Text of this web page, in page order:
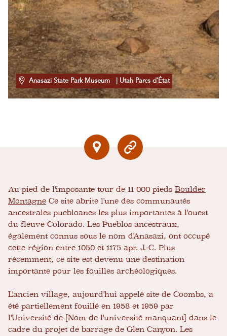
Anasazi State Park Museum | Utah Parcs d'État
Au pied de l'imposante tour de 11 000 pieds Boulder
Montagne Ce site abrite l'une des communautés
ancestrales puebloanes les plus importantes à l'ouest
du fleuve Colorado. Les Pueblos ancestraux,
également connus sous le nom d'Anasazi, ont occupé
cette région entre 1050 et 1175 apr. J.-C. Plus
récemment, ce site est devenu une destination
importante pour les fouilles archéologiques.
L'ancien village, aujourd'hui appelé site de Coombs, a
été partiellement fouillé en 1958 et 1959 par
l'Université de [Nom de l'université manquant] dans le
cadre du projet de barrage de Glen Canyon. Les